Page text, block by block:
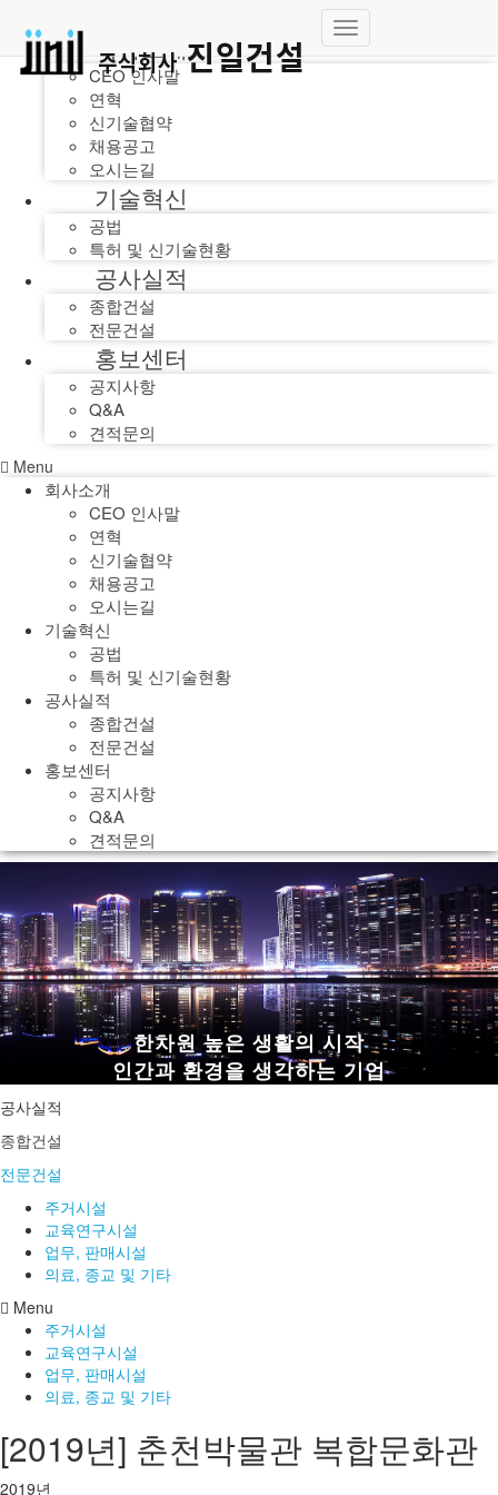
내
비
글
회사소개
CEO 인사말
연혁
신기술협약
채용공고
오시는길
기술혁신
공법
특허 및 신기술현황
공사실적
종합건설
전문건설
홍보센터
공지사항
Q&A
견적문의
Menu
회사소개
CEO 인사말
연혁
신기술협약
채용공고
오시는길
기술혁신
공법
특허 및 신기술현황
공사실적
종합건설
전문건설
홍보센터
공지사항
Q&A
견적문의
한차원 높은 생활의 시작
인간과 환경을 생각하는 기업
공사실적
종합건설
전문건설
주거시설
교육연구시설
업무, 판매시설
의료, 종교 및 기타
Menu
주거시설
교육연구시설
업무, 판매시설
의료, 종교 및 기타
[2019년] 춘천박물관 복합문화관
2019년